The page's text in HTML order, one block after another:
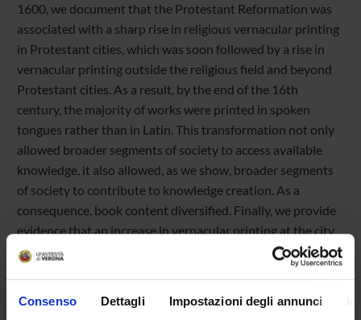
Consenso Dettagli Impostazioni degli annunci
1600, we document that the Protestant Reformation was
associated with a sharp rise in religious vernacular printing
in Protestant cities, which was soon followed by a rise in
vernacular printing outside the religious field and beyond
Protestant cities. As a result, by the end of the 16th
century, the majority of works were printed in spoken
tongues rather than in Latin. This transformation not only
allowed broader segments of society to access available
knowledge, it also allowed, as we show, broader segments
of society to contribute to knowledge creation. As a
consequence, book content diversified. Finally, we provide
evidence that an increase in vernacular printing at the city
level is correlated with higher population growth -- a proxy
for economic development -- and in the birth of notable
that the vernacularization of printing was an important